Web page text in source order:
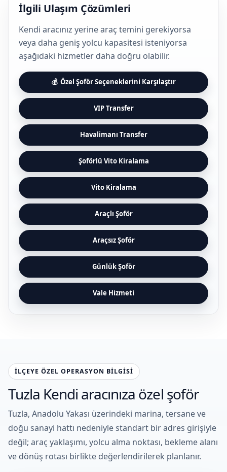
İlgili Ulaşım Çözümleri
Kendi aracınız yerine araç temini gerekiyorsa
veya daha geniş yolcu kapasitesi isteniyorsa
aşağıdaki hizmetler daha doğru olabilir.
Özel Şoför Seçeneklerini Karşılaştır
VIP Transfer
Havalimanı Transfer
Şoförlü Vito Kiralama
Vito Kiralama
Araçlı Şoför
Araçsız Şoför
Günlük Şoför
Vale Hizmeti
İLÇEYE ÖZEL OPERASYON BILGISI
Tuzla Kendi aracınıza özel şoför
Tuzla, Anadolu Yakası üzerindeki marina, tersane ve
doğu sanayi hattı nedeniyle standart bir adres girişiyle
değil; araç yaklaşımı, yolcu alma noktası, bekleme alanı
ve dönüş rotası birlikte değerlendirilerek planlanır.